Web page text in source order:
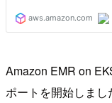
Amazon EMR on
ポートを開始しま